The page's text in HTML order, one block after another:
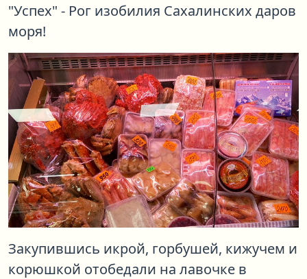
"Успех" - Рог изобилия Сахалинских даров
моря!
Закупившись икрой, горбушей, кижучем и
корюшкой отобедали на лавочке в